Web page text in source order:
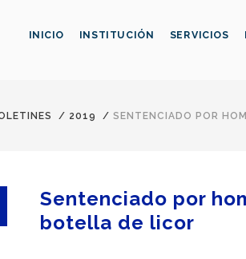
INICIO INSTITUCIÓN SERVICIOS
/ 2019 / SENTENCIADO POR
Sentenciado por
botella de licor